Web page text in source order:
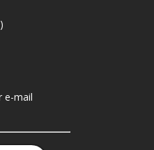
e-mail